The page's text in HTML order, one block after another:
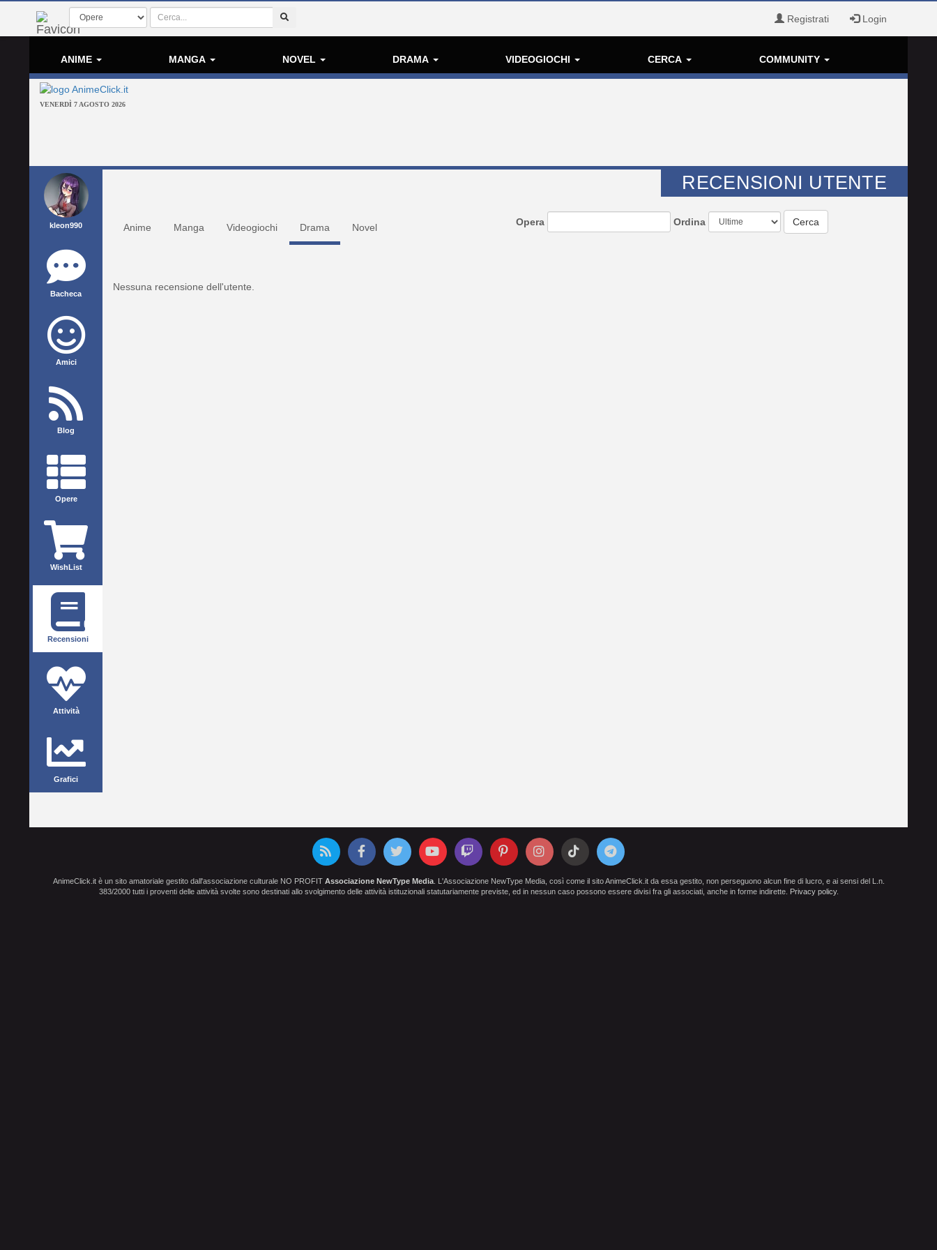
Registrati Login
ANIME MANGA NOVEL DRAMA VIDEOGIOCHI CERCA COMMUNITY
VENERDÌ 7 AGOSTO 2026
kleon990
Bacheca
Amici
Blog
Opere
WishList
Recensioni
Attività
Grafici
RECENSIONI UTENTE
Anime Manga Videogiochi Drama Novel Opera Ordina Cerca
Nessuna recensione dell'utente.
AnimeClick.it è un sito amatoriale gestito dall'associazione culturale NO PROFIT Associazione NewType Media. L'Associazione NewType Media, così come il sito AnimeClick.it da essa gestito, non perseguono alcun fine di lucro, e ai sensi del L.n.
383/2000 tutti i proventi delle attività svolte sono destinati allo svolgimento delle attività istituzionali statutariamente previste, ed in nessun caso possono essere divisi fra gli associati, anche in forme indirette. Privacy policy.